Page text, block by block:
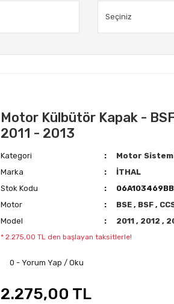
Motor Külbütör Kapak -
2011 - 2013
Kategori
Motor
Marka
İTHAL
Stok Kodu
Motor
BSE, BSF,
Model
2011, 2012,
* 2.275,00 TL den başlayan taksitlerle!
0 - Yorum Yap / Oku
2.275,00 TL